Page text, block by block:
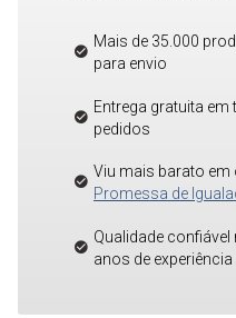
Mais de 35.000
para envio
Entrega gratuita
pedidos
Viu mais barato em
Promessa de
Qualidade
anos de